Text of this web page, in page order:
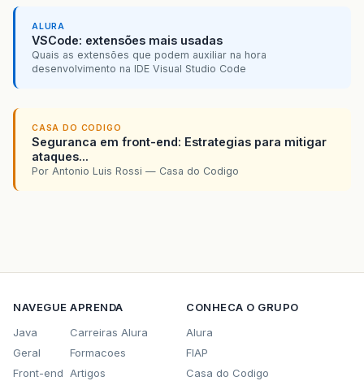
ALURA
VSCode: extensões mais usadas
Quais as extensões que podem auxiliar na hora
desenvolvimento na IDE Visual Studio Code
CASA DO CODIGO
Seguranca em front-end: Estrategias para mitigar
ataques...
Por Antonio Luis Rossi — Casa do Codigo
NAVEGUE
Java
Geral
Front-end
APRENDA
Carreiras Alura
Formacoes
Artigos
CONHECA O GRUPO
Alura
FIAP
Casa do Codigo